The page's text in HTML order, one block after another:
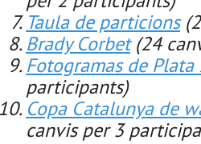
Taula de particions
Brady Corbet (24
Fotogramas de Plata
participants)
Copa Catalunya de
canvis per 3